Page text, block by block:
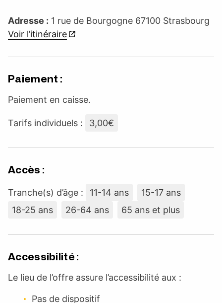
Adresse : 1 rue de Bourgogne 67100 Strasbourg
Voir l’itinéraire
Paiement :
Paiement en caisse.
Tarifs individuels : 3,00€
Accès :
Tranche(s) d’âge : 11-14 ans
15-17 ans
18-25 ans
26-64 ans 65 ans et plus
Accessibilité :
Le lieu de l’offre assure l’accessibilité aux :
Pas de dispositif